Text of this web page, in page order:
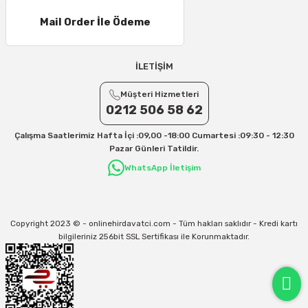
21 – 25 Desi/Kg= 357,90 TL-- 397,40 TL
Yurtiçi Kargo için 30 Desi sonrası her +1 Desi: 13 TL
Aras Kargo için 30 Desi sonrası her +1 Desi: 17 TL
Kargo ve teslimat süreçleriyle ilgili tüm sorularınız için bizimle iletişime
31/12/2026 Tarihine Kadar Geçerlidir
Mail Order İle Ödeme
İLETİŞİM
Müşteri Hizmetleri
0212 506 58 62
Çalışma Saatlerimiz Hafta İçi :09,00 -18:00 Cumartesi :09:30 - 12:30
Pazar Günleri Tatildir.
WhatsApp İletişim
Copyright 2023 © - onlinehirdavatci.com - Tüm hakları saklıdır - Kredi kartı
bilgileriniz 256bit SSL Sertifikası ile Korunmaktadır.